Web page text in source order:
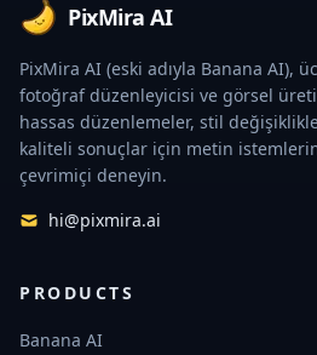
PixMira AI
PixMira AI (eski adıyla Banana AI),
fotoğraf düzenleyicisi ve görsel
hassas düzenlemeler, stil
kaliteli sonuçlar için metin
çevrimiçi deneyin.
hi@pixmira.ai
PRODUCTS
Banana AI